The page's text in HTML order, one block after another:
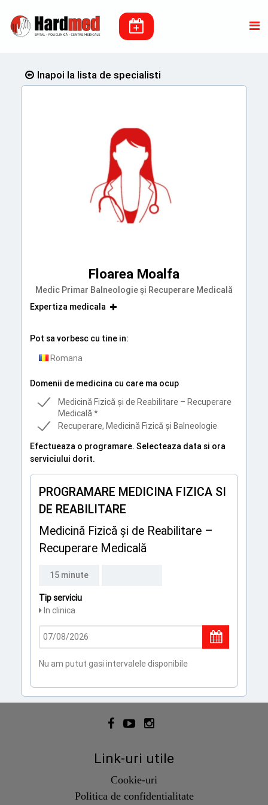
Inapoi la lista de specialisti
Floarea Moalfa
Medic Primar Balneologie și Recuperare Medicală
Expertiza medicala
Pot sa vorbesc cu tine in:
Romana
Domenii de medicina cu care ma ocup
Medicină Fizică și de Reabilitare – Recuperare
Medicală *
Recuperare, Medicină Fizică și Balneologie
Efectueaza o programare. Selecteaza data si ora
serviciului dorit.
PROGRAMARE MEDICINA FIZICA SI
DE REABILITARE
Medicină Fizică și de Reabilitare –
Recuperare Medicală
15 minute
Tip serviciu
In clinica
Nu am putut gasi intervalele disponibile
Link-uri utile
Cookie-uri
Politica de confidentialitate